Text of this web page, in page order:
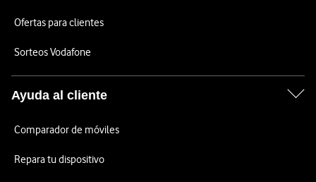
Ofertas para clientes
Sorteos Vodafone
Ayuda al cliente
Comparador de móviles
Repara tu dispositivo